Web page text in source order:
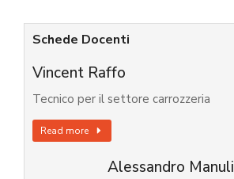
Schede Docenti
Vincent Raffo
Tecnico per il settore carrozzeria
Read more
Alessandro Manuli